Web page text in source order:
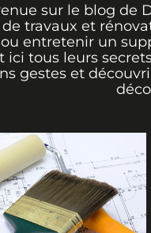
sur le blog de
travaux et
entretenir un
ici tous leurs
gestes et